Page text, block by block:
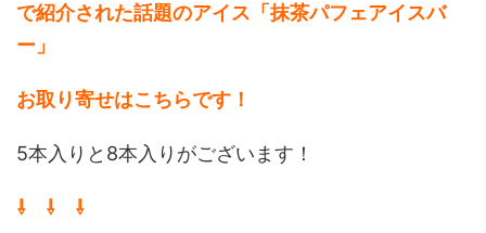
で紹介された話題のアイス「抹茶パフェアイスバ
ー」
お取り寄せはこちらです！
5本入りと8本入りがございます！
⇩ ⇩ ⇩